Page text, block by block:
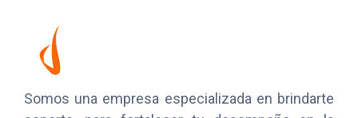
Somos una empresa especializada en brindarte